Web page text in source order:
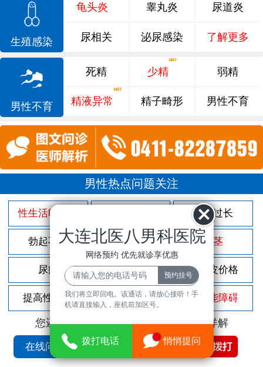
生殖感染
龟头炎 睾丸炎 尿道炎
尿相关 泌尿感染 了解更多
男性不育
死精 少精 弱精
精液异常 精子畸形 男性不育
男性热点问题关注
性生活时间短 包皮过长
勃起不坚 尿频尿急 包茎
尿痛 前列腺炎 割包皮价格
提高性功能 龟头敏感 性功能障碍
您还可以拨打免费咨询电话立即为您详解
在线问诊
大连北医八男科医院
网络预约 优先就诊享优惠
我们将立即回电。该通话，请放心接听！手
机请直接输入，座机前加区号。
拨打电话 悄悄提问